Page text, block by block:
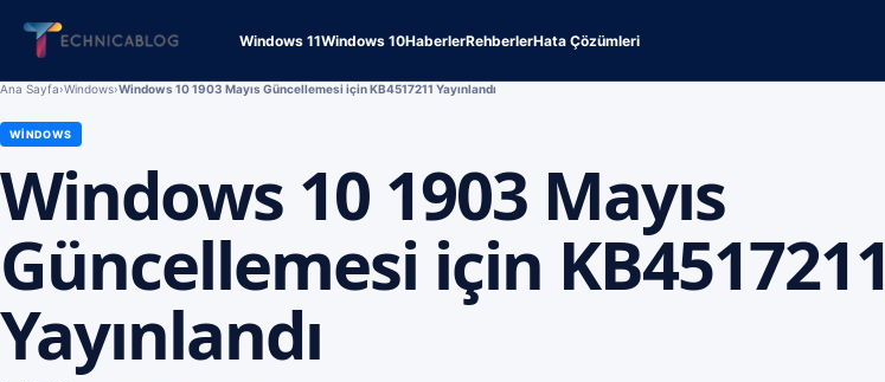
Windows 11Windows 10HaberlerRehberlerHata Çözümleri
Ana Sayfa›Windows›Windows 10 1903 Mayıs Güncellemesi için KB4517211 Yayınlandı
WINDOWS
Windows 10 1903 Mayıs
Güncellemesi için KB4517211
Yayınlandı